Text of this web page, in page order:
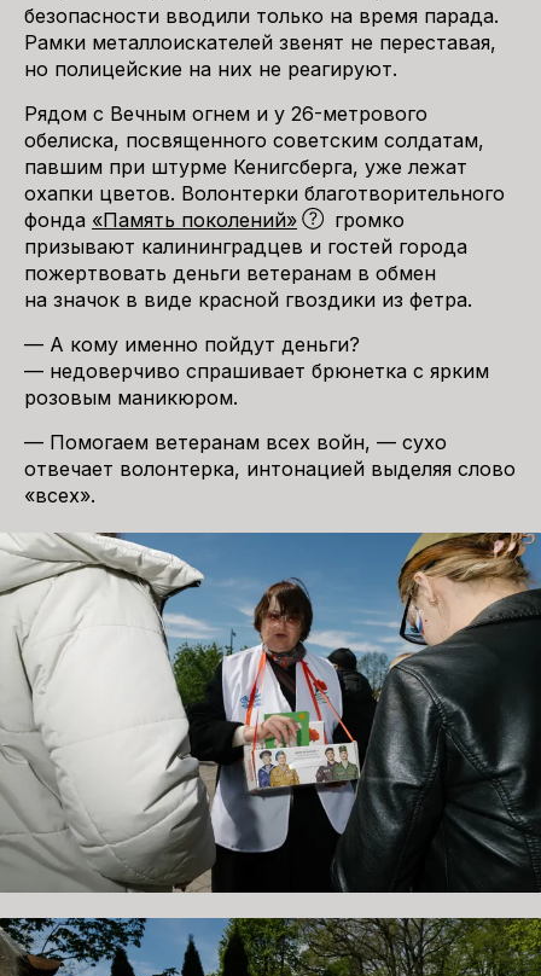
безопасности вводили только на время парада.
Рамки металлоискателей звенят не переставая,
но полицейские на них не реагируют.
Рядом с Вечным огнем и у 26-метрового
обелиска, посвященного советским солдатам,
павшим при штурме Кенигсберга, уже лежат
охапки цветов. Волонтерки благотворительного
фонда «Память поколений»
громко
призывают калининградцев и гостей города
пожертвовать деньги ветеранам в обмен
на значок в виде красной гвоздики из фетра.
— А кому именно пойдут деньги?
— недоверчиво спрашивает брюнетка с ярким
розовым маникюром.
— Помогаем ветеранам всех войн, — сухо
отвечает волонтерка, интонацией выделяя слово
«всех».